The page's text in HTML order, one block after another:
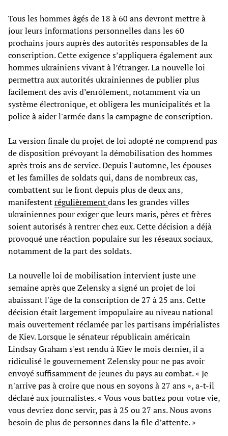
Tous les hommes âgés de 18 à 60 ans devront mettre à
jour leurs informations personnelles dans les 60
prochains jours auprès des autorités responsables de la
conscription. Cette exigence s’appliquera également aux
hommes ukrainiens vivant à l’étranger. La nouvelle loi
permettra aux autorités ukrainiennes de publier plus
facilement des avis d’enrôlement, notamment via un
système électronique, et obligera les municipalités et la
police à aider l'armée dans la campagne de conscription.
La version finale du projet de loi adopté ne comprend pas
de disposition prévoyant la démobilisation des hommes
après trois ans de service. Depuis l'automne, les épouses
et les familles de soldats qui, dans de nombreux cas,
combattent sur le front depuis plus de deux ans,
manifestentrégulièrementdans les grandes villes
ukrainiennes pour exiger que leurs maris, pères et frères
soient autorisés à rentrer chez eux. Cette décision a déjà
provoqué une réaction populaire sur les réseaux sociaux,
notamment de la part des soldats.
La nouvelle loi de mobilisation intervient juste une
semaine après que Zelensky a signé un projet de loi
abaissant l'âge de la conscription de 27 à 25 ans. Cette
décision était largement impopulaire au niveau national
mais ouvertement réclamée par les partisans impérialistes
de Kiev. Lorsque le sénateur républicain américain
Lindsay Graham s'est rendu à Kiev le mois dernier, il a
ridiculisé le gouvernement Zelensky pour ne pas avoir
envoyé suffisamment de jeunes du pays au combat. « Je
n'arrive pas à croire que nous en soyons à 27 ans », a-t-il
déclaré aux journalistes. « Vous vous battez pour votre vie,
vous devriez donc servir, pas à 25 ou 27 ans. Nous avons
besoin de plus de personnes dans la file d’attente. »